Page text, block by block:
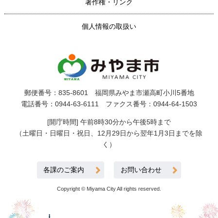
著作権・リンク
個人情報の取扱い
郵便番号：835-8601 福岡県みやま市瀬高町小川5番地
電話番号：0944-63-6111 ファクス番号：0944-64-1503
[開庁時間] 午前8時30分から午後5時まで
（土曜日・日曜日・祝日、12月29日から翌年1月3日までを除
く）
各課のご案内 お問い合わせ
Copyright © Miyama City All rights reserved.